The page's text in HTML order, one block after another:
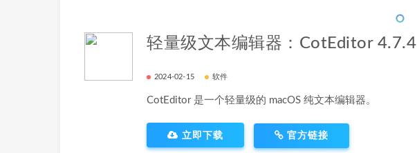
轻量级文本编辑器：CotEditor 4.7.4
2024-02-15 软件
CotEditor 是一个轻量级的 macOS 纯文本编辑器。
立即下载 官方链接